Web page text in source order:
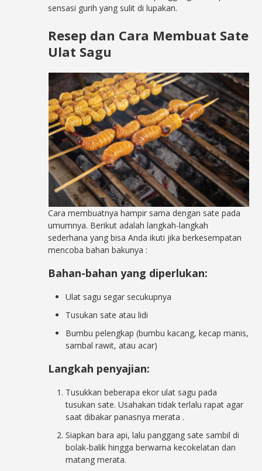
sensasi gurih yang sulit di lupakan.
Resep dan Cara Membuat Sate
Ulat Sagu
Cara membuatnya hampir sama dengan sate pada
umumnya. Berikut adalah langkah-langkah
sederhana yang bisa Anda ikuti jika berkesempatan
mencoba bahan bakunya :
Bahan-bahan yang diperlukan:
Ulat sagu segar secukupnya
Tusukan sate atau lidi
Bumbu pelengkap (bumbu kacang, kecap manis,
sambal rawit, atau acar)
Langkah penyajian:
Tusukkan beberapa ekor ulat sagu pada
tusukan sate. Usahakan tidak terlalu rapat agar
saat dibakar panasnya merata .
Siapkan bara api, lalu panggang sate sambil di
bolak-balik hingga berwarna kecokelatan dan
matang merata.